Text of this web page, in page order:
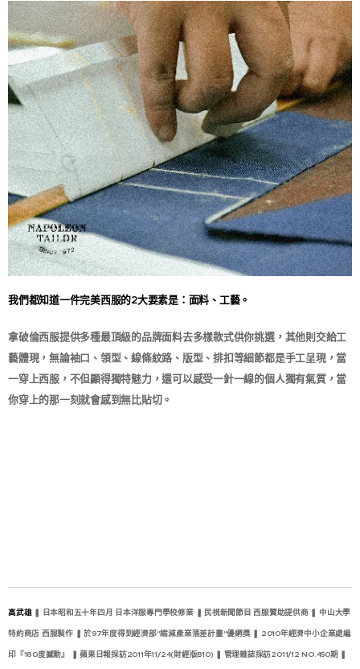
我們都知道一件完美西服的2大要素是：面料、工藝。
拿破倫西服提供多種最頂級的品牌面料去多樣款式供你挑選，其他則交給工
藝體現，無論袖口、領型、線條紋路、版型、排扣等細節都是手工呈現，當
一穿上西服，不但顯得獨特魅力，還可以感受一針一線的個人獨有氣質，當
你穿上的那一刻就會感到無比貼切。​
高武雄 ❚ 日本昭和五十年四月 日本洋服專門學校修業 ❚ 民視新聞節目 西服贊助提供商 ❚ 中山大學
特約商店 西服製作 ❚ 於97年度得到經濟部"縮減產業落差計畫"優網獎 ❚ 2010年經濟中小企業處編
印『180度撼動』 ❚ 蘋果日報採訪2011年11/24(財經版B10) ❚ 管理雜誌採訪2011/12 NO.450期 ❚